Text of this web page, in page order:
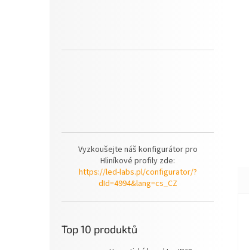
Vyzkoušejte náš konfigurátor pro
Hliníkové profily zde:
https://led-labs.pl/configurator/?
dId=4994&lang=cs_CZ
Top 10 produktů